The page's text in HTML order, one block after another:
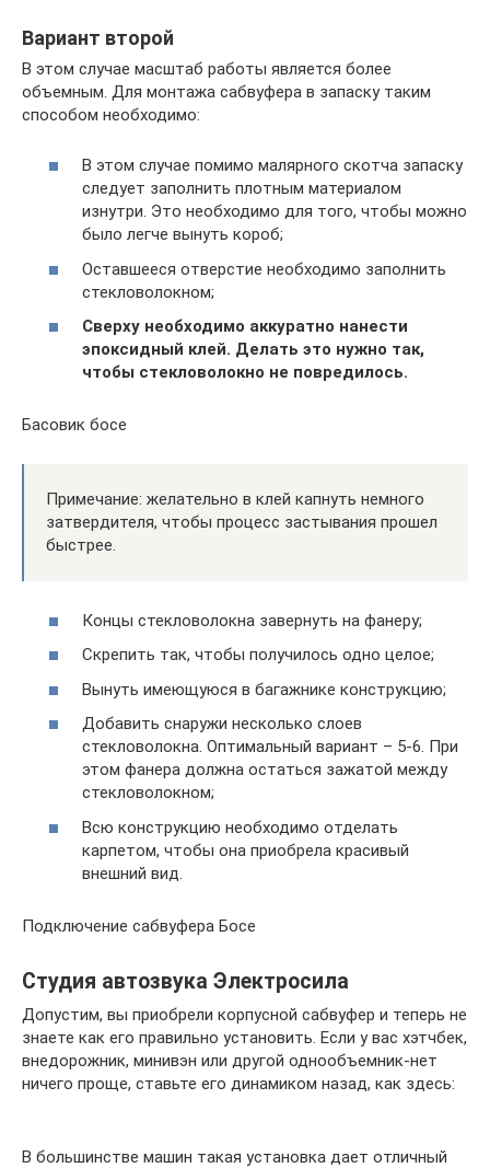
Вариант второй
В этом случае масштаб работы является более
объемным. Для монтажа сабвуфера в запаску таким
способом необходимо:
В этом случае помимо малярного скотча запаску
следует заполнить плотным материалом
изнутри. Это необходимо для того, чтобы можно
было легче вынуть короб;
Оставшееся отверстие необходимо заполнить
стекловолокном;
Сверху необходимо аккуратно нанести
эпоксидный клей. Делать это нужно так,
чтобы стекловолокно не повредилось.
Басовик босе
Примечание: желательно в клей капнуть немного
затвердителя, чтобы процесс застывания прошел
быстрее.
Концы стекловолокна завернуть на фанеру;
Скрепить так, чтобы получилось одно целое;
Вынуть имеющуюся в багажнике конструкцию;
Добавить снаружи несколько слоев
стекловолокна. Оптимальный вариант – 5-6. При
этом фанера должна остаться зажатой между
стекловолокном;
Всю конструкцию необходимо отделать
карпетом, чтобы она приобрела красивый
внешний вид.
Подключение сабвуфера Босе
Студия автозвука Электросила
Допустим, вы приобрели корпусной сабвуфер и теперь не
знаете как его правильно установить. Если у вас хэтчбек,
внедорожник, минивэн или другой однообъемник-нет
ничего проще, ставьте его динамиком назад, как здесь:
В большинстве машин такая установка дает отличный